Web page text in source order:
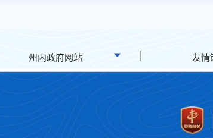
州内政府网站 友情